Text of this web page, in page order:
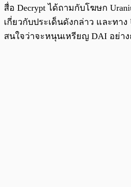
สื่อ Decrypt ได้ถามกับโฆษก
เกี่ยวกับประเด็นดังกล่าว และทาง
สนใจว่าจะหนุนเหรียญ DAI อย่า